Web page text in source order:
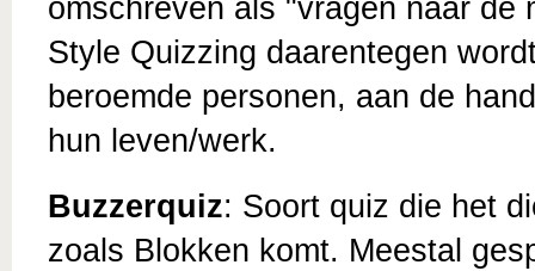
omschreven als "vragen naar de
Style Quizzing daarentegen
beroemde personen, aan de
hun leven/werk.
Buzzerquiz: Soort quiz die het
zoals Blokken komt. Meestal